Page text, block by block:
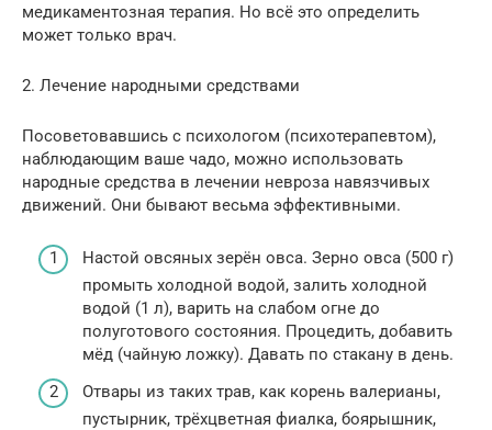
медикаментозная терапия. Но всё это определить
может только врач.
2. Лечение народными средствами
Посоветовавшись с психологом (психотерапевтом),
наблюдающим ваше чадо, можно использовать
народные средства в лечении невроза навязчивых
движений. Они бывают весьма эффективными.
Настой овсяных зерён овса. Зерно овса (500 г)
промыть холодной водой, залить холодной
водой (1 л), варить на слабом огне до
полуготового состояния. Процедить, добавить
мёд (чайную ложку). Давать по стакану в день.
Отвары из таких трав, как корень валерианы,
пустырник, трёхцветная фиалка, боярышник,